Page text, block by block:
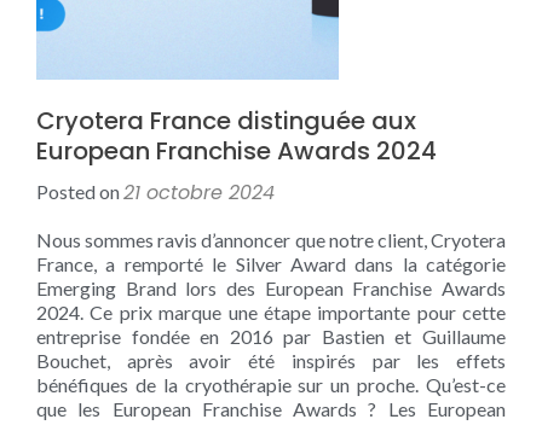
Cryotera France distinguée aux
European Franchise Awards 2024
Posted on21 octobre 2024
Nous sommes ravis d’annoncer que notre client, Cryotera
France, a remporté le Silver Award dans la catégorie
Emerging Brand lors des European Franchise Awards
2024. Ce prix marque une étape importante pour cette
entreprise fondée en 2016 par Bastien et Guillaume
Bouchet, après avoir été inspirés par les effets
bénéfiques de la cryothérapie sur un proche. Qu’est-ce
que les European Franchise Awards ? Les European